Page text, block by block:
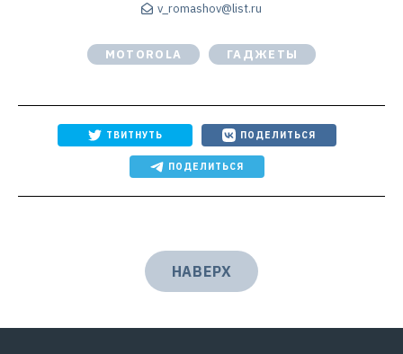
v_romashov@list.ru
MOTOROLA ГАДЖЕТЫ
ТВИТНУТЬ ПОДЕЛИТЬСЯ
ПОДЕЛИТЬСЯ
НАВЕРХ